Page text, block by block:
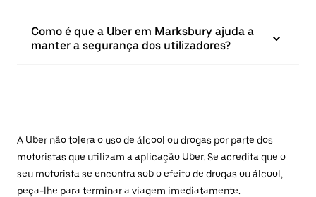
Como é que a Uber em Marksbury ajuda a
manter a segurança dos utilizadores?
A Uber não tolera o uso de álcool ou drogas por parte dos
motoristas que utilizam a aplicação Uber. Se acredita que o
seu motorista se encontra sob o efeito de drogas ou álcool,
peça-lhe para terminar a viagem imediatamente.